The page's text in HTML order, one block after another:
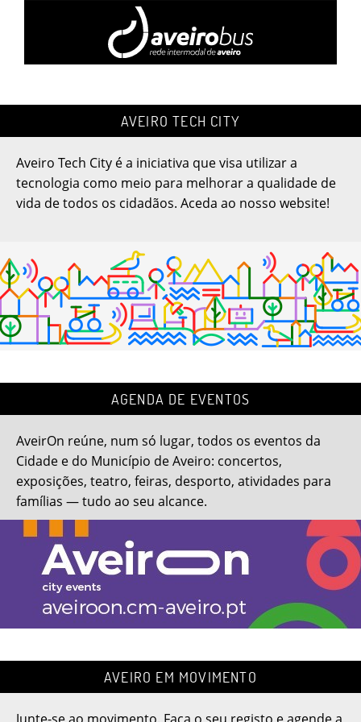
Zonas e tarifas de
estacionamento
GeoPortal SMIGA
Sistema Municipal de
Informação Geográfica
Ecocentro Municipal
Ecocentro Municipal
Planeamento Territorial
Planos de Pormenor...
AVEIRO TECH CITY
Aveiro Tech City é a iniciativa que visa utilizar a
tecnologia como meio para melhorar a qualidade de
vida de todos os cidadãos. Aceda ao nosso website!
AGENDA DE EVENTOS
AveirOn reúne, num só lugar, todos os eventos da
Cidade e do Município de Aveiro: concertos,
exposições, teatro, feiras, desporto, atividades para
famílias — tudo ao seu alcance.
AVEIRO EM MOVIMENTO